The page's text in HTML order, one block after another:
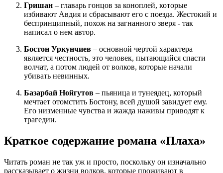
Гришан – главарь гонцов за коноплей, которые
избивают Авдия и сбрасывают его с поезда. Жестокий и
беспринципный, похож на загнанного зверя - так
написал о нем автор.
Бостон Уркунчиев – основной чертой характера
является честность, это человек, пытающийся спасти
волчат, а потом людей от волков, которые начали
убивать невинных.
Базарбай Нойгутов – пьяница и тунеядец, который
мечтает отомстить Бостону, всей душой завидует ему.
Его низменные чувства и жажда наживы приводят к
трагедии.
Краткое содержание романа «Плаха»
Читать роман не так уж и просто, поскольку он изначально
рассказывает о жизни волков, которые проживают в